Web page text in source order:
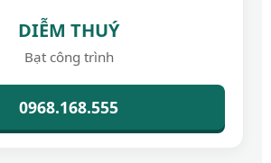
DIỄM THUÝ
Bạt công trình
0968.168.555